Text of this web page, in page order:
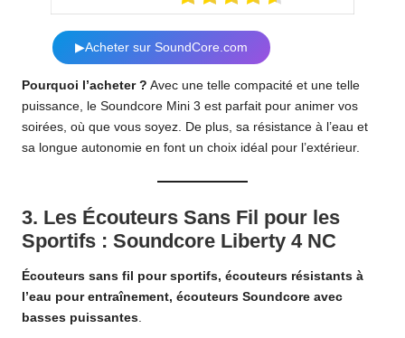
▶Acheter sur SoundCore.com
Pourquoi l’acheter ? Avec une telle compacité et une telle
puissance, le Soundcore Mini 3 est parfait pour animer vos
soirées, où que vous soyez. De plus, sa résistance à l’eau et
sa longue autonomie en font un choix idéal pour l’extérieur.
3. Les Écouteurs Sans Fil pour les
Sportifs : Soundcore Liberty 4 NC
Écouteurs sans fil pour sportifs, écouteurs résistants à
l’eau pour entraînement, écouteurs Soundcore avec
basses puissantes.